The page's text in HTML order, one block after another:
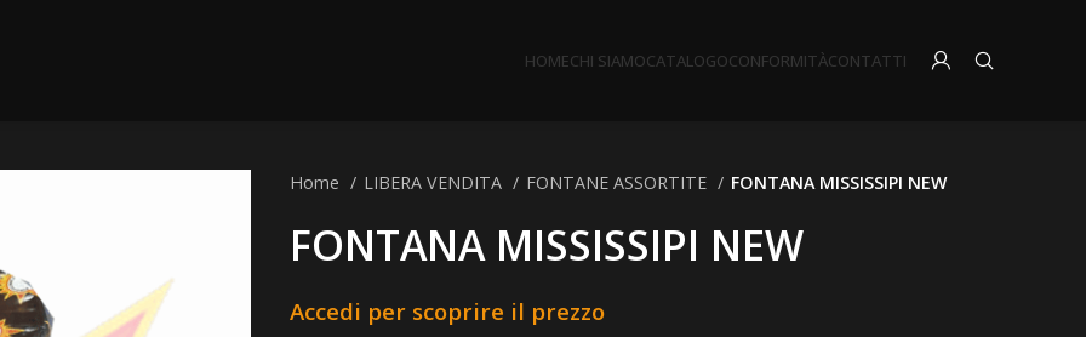
HOMECHI SIAMOCATALOGOCONFORMITÀCONTATTI
Home LIBERA VENDITA FONTANE ASSORTITE FONTANA MISSISSIPI NEW
FONTANA MISSISSIPI NEW
Accedi per scoprire il prezzo